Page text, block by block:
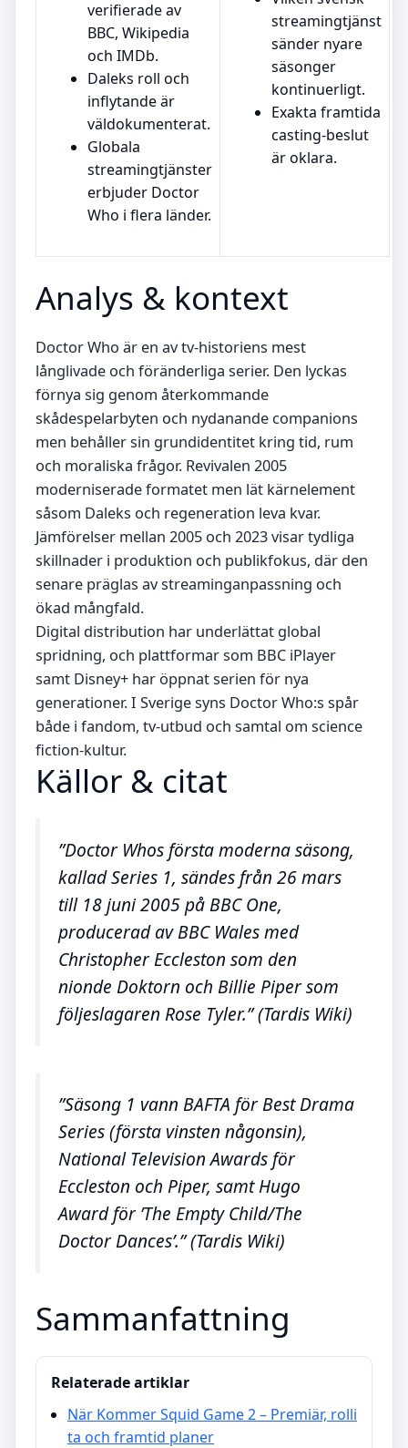
verifierade av
BBC, Wikipedia
och IMDb.
Daleks roll och
inflytande är
väldokumenterat.
Globala
streamingtjänster
erbjuder Doctor
Who i flera länder.
streamingtjänst
sänder nyare
säsonger
kontinuerligt.
Exakta framtida
casting-beslut
är oklara.
Analys & kontext
Doctor Who är en av tv-historiens mest
långlivade och föränderliga serier. Den lyckas
förnya sig genom återkommande
skådespelarbyten och nydanande companions
men behåller sin grundidentitet kring tid, rum
och moraliska frågor. Revivalen 2005
moderniserade formatet men lät kärnelement
såsom Daleks och regeneration leva kvar.
Jämförelser mellan 2005 och 2023 visar tydliga
skillnader i produktion och publikfokus, där den
senare präglas av streaminganpassning och
ökad mångfald.
Digital distribution har underlättat global
spridning, och plattformar som BBC iPlayer
samt Disney+ har öppnat serien för nya
generationer. I Sverige syns Doctor Who:s spår
både i fandom, tv-utbud och samtal om science
fiction-kultur.
Källor & citat
”Doctor Whos första moderna säsong,
kallad Series 1, sändes från 26 mars
till 18 juni 2005 på BBC One,
producerad av BBC Wales med
Christopher Eccleston som den
nionde Doktorn och Billie Piper som
följeslagaren Rose Tyler.” (Tardis Wiki)
”Säsong 1 vann BAFTA för Best Drama
Series (första vinsten någonsin),
National Television Awards för
Eccleston och Piper, samt Hugo
Award för ’The Empty Child/The
Doctor Dances’.” (Tardis Wiki)
Sammanfattning
Relaterade artiklar
När Kommer Squid Game 2 – Premiär, rolli
ta och framtid planer